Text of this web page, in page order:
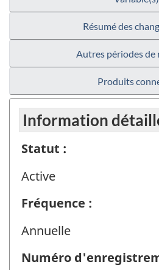
Résumé des
Autres périodes de
Produits
Information
Statut :
Active
Fréquence :
Annuelle
Numéro